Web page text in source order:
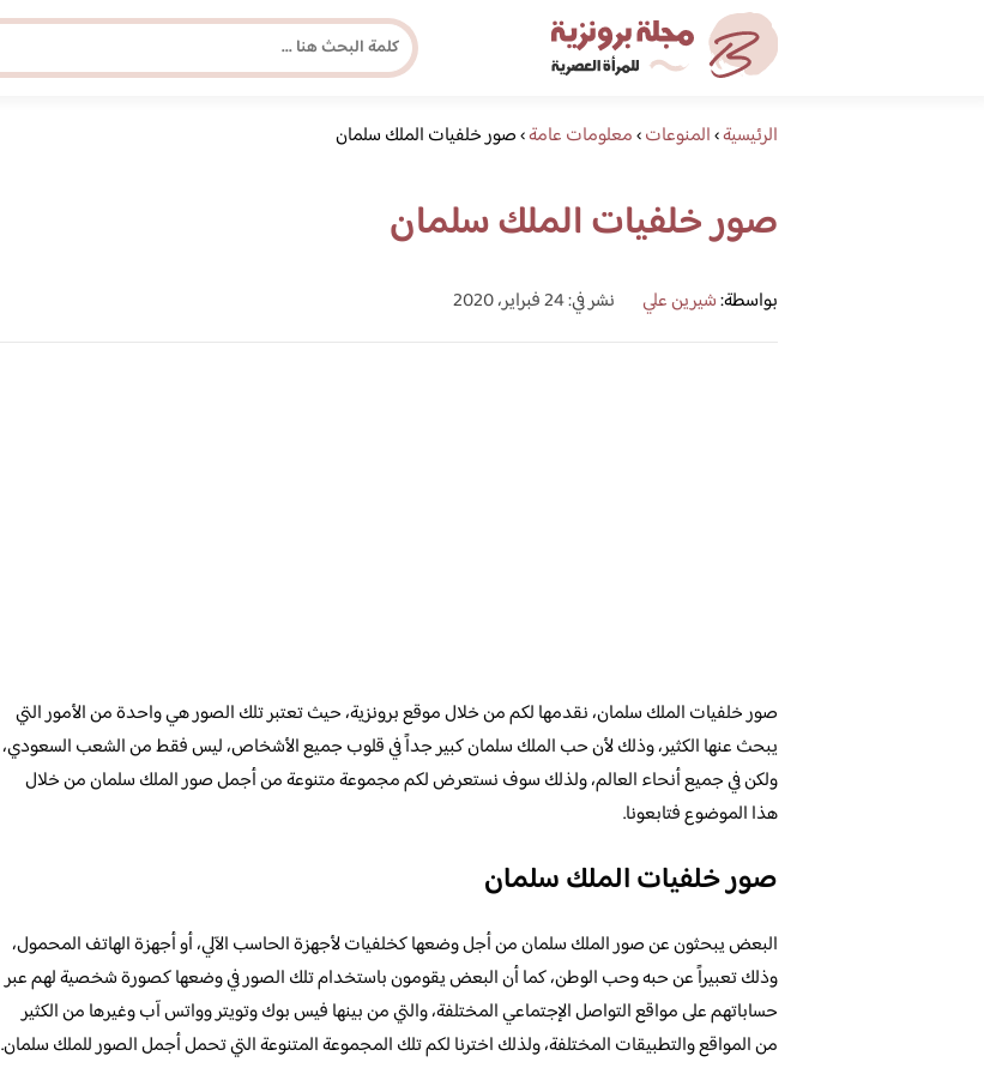
مجلة برونزية للفتاة العصرية الرئيسية›المنوعات›معلومات عامة›صور خلفيات الملك سلمان
صور خلفيات الملك سلمان
بواسطة:شيرين علي نشر في: 24 فبراير، 2020
صور خلفيات الملك سلمان، نقدمها لكم من خلال موقع برونزية، حيث تعتبر تلك الصور هي واحدة من الأمور التي
يبحث عنها الكثير، وذلك لأن حب الملك سلمان كبير جداً في قلوب جميع الأشخاص، ليس فقط من الشعب السعودي،
ولكن في جميع أنحاء العالم، ولذلك سوف نستعرض لكم مجموعة متنوعة من أجمل صور الملك سلمان من خلال
هذا الموضوع فتابعونا.
صور خلفيات الملك سلمان
البعض يبحثون عن صور الملك سلمان من أجل وضعها كخلفيات لأجهزة الحاسب الآلي، أو أجهزة الهاتف المحمول،
وذلك تعبيراً عن حبه وحب الوطن، كما أن البعض يقومون باستخدام تلك الصور في وضعها كصورة شخصية لهم عبر
حساباتهم على مواقع التواصل الإجتماعي المختلفة، والتي من بينها فيس بوك وتويتر وواتس آب وغيرها من الكثير
من المواقع والتطبيقات المختلفة، ولذلك اخترنا لكم تلك المجموعة المتنوعة التي تحمل أجمل الصور للملك سلمان.